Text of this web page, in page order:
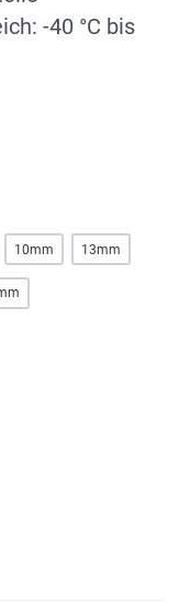
-40 °C bis
10mm 13mm